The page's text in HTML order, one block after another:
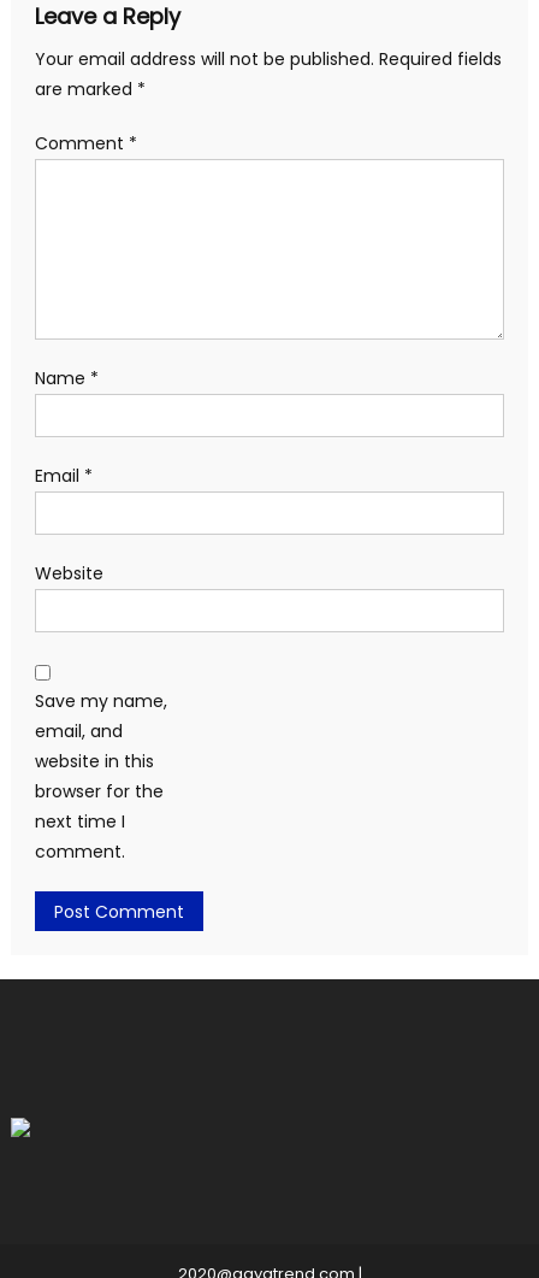
Leave a Reply
Your email address will not be published. Required fields
are marked *
Comment *
Name *
Email *
Website
Save my name,
email, and
website in this
browser for the
next time I
comment.